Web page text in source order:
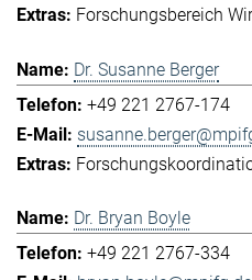
Forschungsbereich
Dr. Susanne Berger
+49 221 2767-174
Dr. Bryan Boyle
+49 221 2767-334